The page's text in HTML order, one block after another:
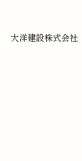
大洋建設株式会社